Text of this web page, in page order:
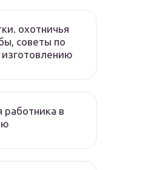
охотничья
советы по
изготовлению
работника в